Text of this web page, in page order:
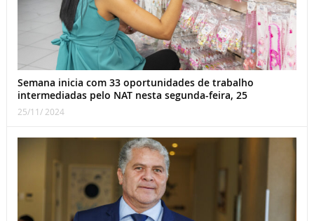
Semana inicia com 33 oportunidades de trabalho
intermediadas pelo NAT nesta segunda-feira, 25
25/11/ 2024